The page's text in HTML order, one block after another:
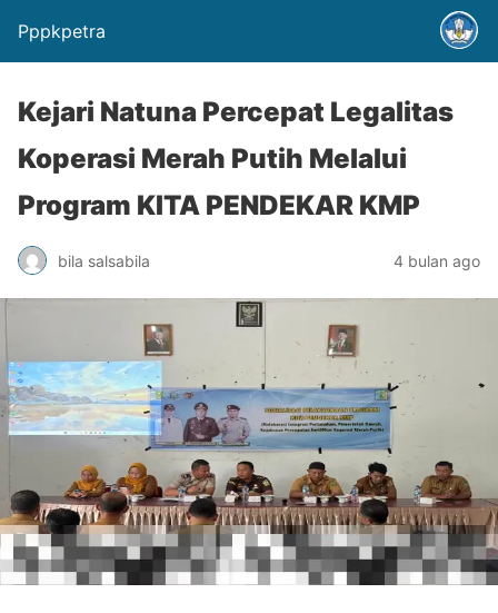
Pppkpetra
Kejari Natuna Percepat Legalitas
Koperasi Merah Putih Melalui
Program KITA PENDEKAR KMP
bila salsabila 4 bulan ago